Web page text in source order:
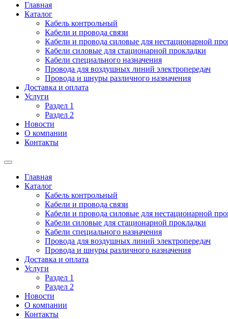
Главная
Каталог
Кабель контрольный
Кабели и провода связи
Кабели и провода силовые для нестационарной
Кабели силовые для стационарной прокладки
Кабели специального назначения
Провода для воздушных линий электропередач
Провода и шнуры различного назначения
Доставка и оплата
Услуги
Раздел 1
Раздел 2
Новости
О компании
Контакты
Главная
Каталог
Кабель контрольный
Кабели и провода связи
Кабели и провода силовые для нестационарной
Кабели силовые для стационарной прокладки
Кабели специального назначения
Провода для воздушных линий электропередач
Провода и шнуры различного назначения
Доставка и оплата
Услуги
Раздел 1
Раздел 2
Новости
О компании
Контакты